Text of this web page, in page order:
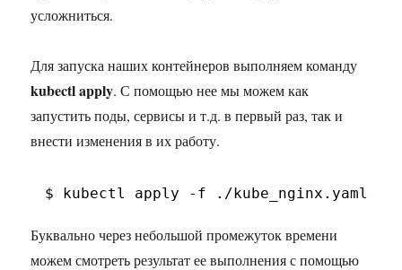
усложниться.
Для запуска наших контейнеров выполняем команду
kubectl apply. С помощью нее мы можем как
запустить поды, сервисы и т.д. в первый раз, так и
внести изменения в их работу.
$ kubectl apply -f . /kube_nginx .yaml
Буквально через небольшой промежуток времени
можем смотреть результат ее выполнения с помощью